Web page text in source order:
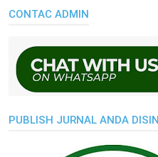
CONTAC ADMIN
PUBLISH JURNAL ANDA DISINI